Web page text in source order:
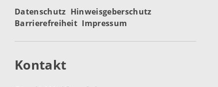
Datenschutz Hinweisgeberschutz
Barrierefreiheit Impressum
Kontakt